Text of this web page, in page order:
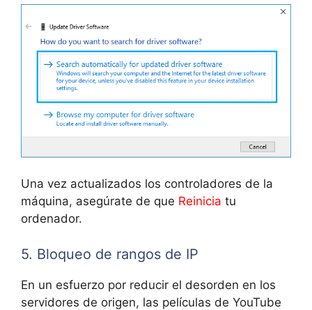
Una vez actualizados los controladores de la
máquina, asegúrate de que Reinicia tu
ordenador.
5. Bloqueo de rangos de IP
En un esfuerzo por reducir el desorden en los
servidores de origen, las películas de YouTube